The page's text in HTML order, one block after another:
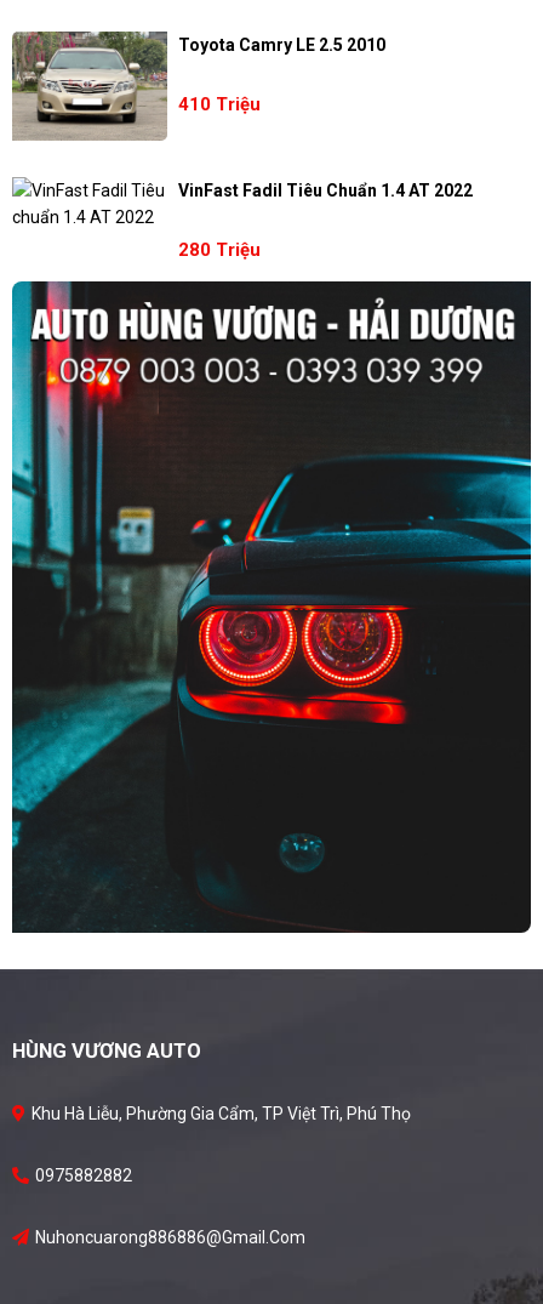
Toyota Camry LE 2.5 2010
410 Triệu
VinFast Fadil Tiêu Chuẩn 1.4 AT 2022
280 Triệu
HÙNG VƯƠNG AUTO
Khu Hà Liễu, Phường Gia Cẩm, TP Việt Trì, Phú Thọ
0975882882
Nuhoncuarong886886@gmail.com